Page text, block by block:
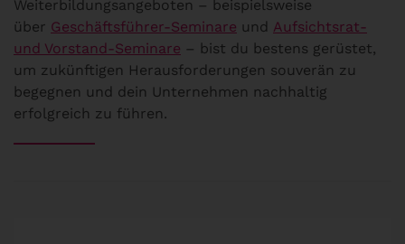
Weiterbildungsangeboten – beispielsweise
über Geschäftsführer-Seminare und Aufsichtsrat-
und Vorstand-Seminare – bist du bestens gerüstet,
um zukünftigen Herausforderungen souverän zu
begegnen und dein Unternehmen nachhaltig
erfolgreich zu führen.